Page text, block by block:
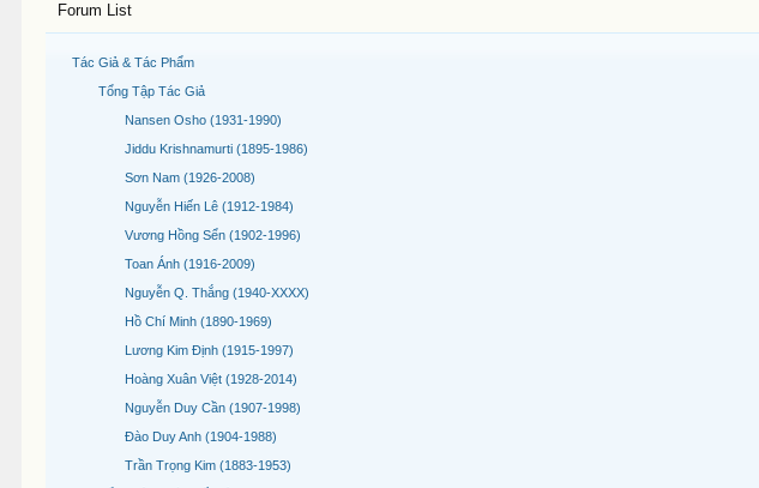
Forum List
Tác Giả & Tác Phẩm
Tổng Tập Tác Giả
Nansen Osho (1931-1990)
Jiddu Krishnamurti (1895-1986)
Sơn Nam (1926-2008)
Nguyễn Hiến Lê (1912-1984)
Vương Hồng Sển (1902-1996)
Toan Ánh (1916-2009)
Nguyễn Q. Thắng (1940-XXXX)
Hồ Chí Minh (1890-1969)
Lương Kim Định (1915-1997)
Hoàng Xuân Việt (1928-2014)
Nguyễn Duy Cần (1907-1998)
Đào Duy Anh (1904-1988)
Trần Trọng Kim (1883-1953)